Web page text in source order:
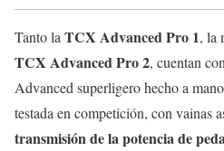
Tanto la TCX Advanced Pro 1, la
TCX Advanced Pro 2, cuentan
Advanced superligero hecho a
testada en competición, con vainas
transmisión de la potencia de